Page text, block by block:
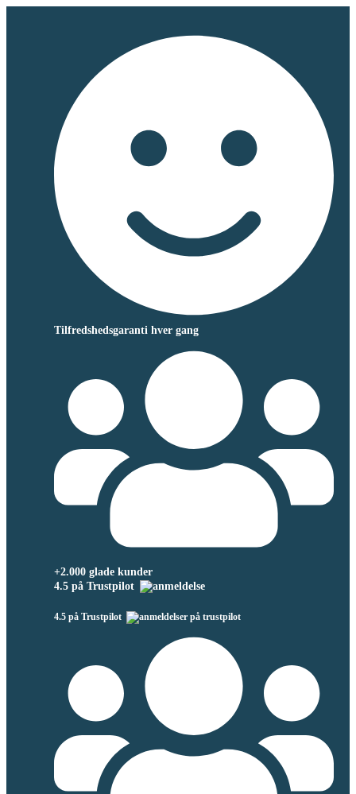
Tilfredshedsgaranti hver gang
+2.000 glade kunder
4.5 på Trustpilot
4.5 på Trustpilot